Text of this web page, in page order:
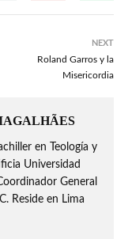
NEXT
Roland Garros y la
Misericordia
en Teología y
Universidad
General
Reside en Lima